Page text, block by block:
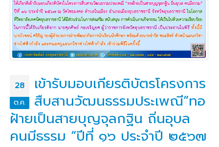
28
ต.ค.
เข้ารับมอบเกียรติบัตรโครงการ
สืบสานวัฒนธรรมประเพณี”ทอ
ฝ้ายเป็นสายบุญจุลกฐิน ถิ่นอุบล
คนมีธรรม “ปีที่ ๑๖ ประจำปี ๒๕๖๗